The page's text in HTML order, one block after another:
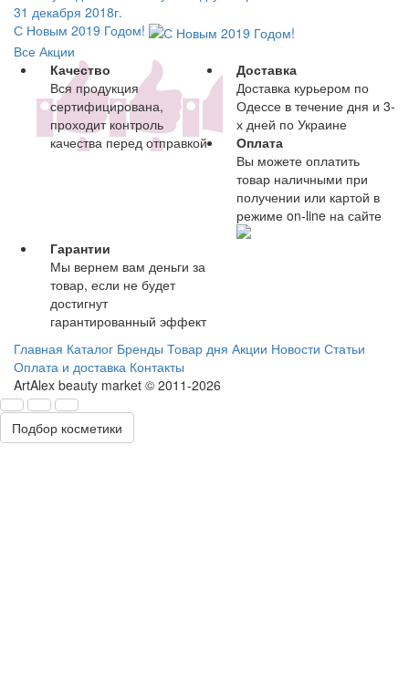
31 декабря 2018г.
С Новым 2019 Годом!
Все Акции
Качество
Вся продукция
сертифицирована,
проходит контроль
качества перед отправкой
Доставка
Доставка курьером по
Одессе в течение дня и 3-
х дней по Украине
Оплата
Вы можете оплатить
товар наличными при
получении или картой в
режиме on-line на сайте
Гарантии
Мы вернем вам деньги за
товар, если не будет
достигнут
гарантированный эффект
Главная Каталог Бренды Товар дня Акции Новости Статьи
Оплата и доставка Контакты
ArtAlex beauty market © 2011-2026
Подбор косметики